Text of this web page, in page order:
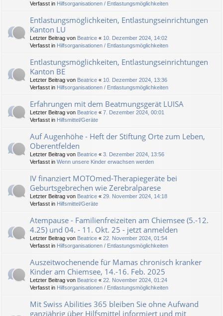
Verfasst in Hilfsorganisationen / Entlastungsmöglichkeiten
Entlastungsmöglichkeiten, Entlastungseinrichtungen
Kanton LU
Letzter Beitrag von Beatrice « 10. Dezember 2024, 14:02
Verfasst in Hilfsorganisationen / Entlastungsmöglichkeiten
Entlastungsmöglichkeiten, Entlastungseinrichtungen
Kanton BE
Letzter Beitrag von Beatrice « 10. Dezember 2024, 13:36
Verfasst in Hilfsorganisationen / Entlastungsmöglichkeiten
Erfahrungen mit dem Beatmungsgerät LUISA
Letzter Beitrag von Beatrice « 7. Dezember 2024, 00:01
Verfasst in Hilfsmittel/Geräte
Auf Augenhöhe - Heft der Stiftung Orte zum Leben,
Oberentfelden
Letzter Beitrag von Beatrice « 3. Dezember 2024, 13:56
Verfasst in Wenn unsere Kinder erwachsen werden
IV finanziert MOTOmed-Therapiegeräte bei
Geburtsgebrechen wie Zerebralparese
Letzter Beitrag von Beatrice « 29. November 2024, 14:18
Verfasst in Hilfsmittel/Geräte
Atempause - Familienfreizeiten am Chiemsee (5.-12.
4.25) und 04. - 11. Okt. 25 - jetzt anmelden
Letzter Beitrag von Beatrice « 22. November 2024, 01:54
Verfasst in Hilfsorganisationen / Entlastungsmöglichkeiten
Auszeitwochenende für Mamas chronisch kranker
Kinder am Chiemsee, 14.-16. Feb. 2025
Letzter Beitrag von Beatrice « 22. November 2024, 01:24
Verfasst in Hilfsorganisationen / Entlastungsmöglichkeiten
Mit Swiss Abilities 365 bleiben Sie ohne Aufwand
ganzjährig über Hilfsmittel informiert und mit